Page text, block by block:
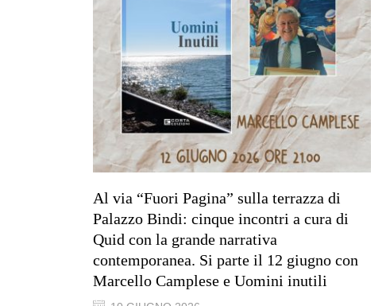
Al via “Fuori Pagina” sulla terrazza di
Palazzo Bindi: cinque incontri a cura di
Quid con la grande narrativa
contemporanea. Si parte il 12 giugno con
Marcello Camplese e Uomini inutili